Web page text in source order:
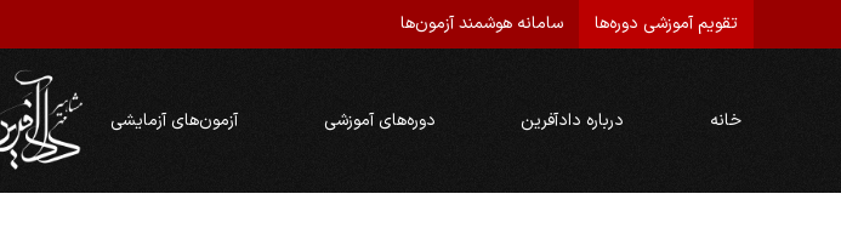
تقویم آموزشی دوره‌ها سامانه هوشمند آزمون‌ها
خانه درباره دادآفرین دوره‌های آموزشی آزمون‌های آزمایشی